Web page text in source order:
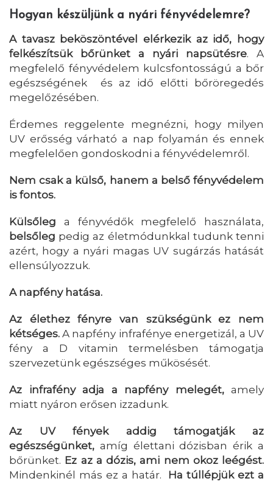
Hogyan készüljünk a nyári fényvédelemre?
A tavasz beköszöntével elérkezik az idő, hogy
felkészítsük bőrünket a nyári napsütésre. A
megfelelő fényvédelem kulcsfontosságú a bőr
egészségének és az idő előtti bőröregedés
megelőzésében.
Érdemes reggelente megnézni, hogy milyen
UV erősség várható a nap folyamán és ennek
megfelelően gondoskodni a fényvédelemről.
Nem csak a külső, hanem a belső fényvédelem
is fontos.
Külsőleg a fényvédők megfelelő használata,
belsőleg pedig az életmódunkkal tudunk tenni
azért, hogy a nyári magas UV sugárzás hatását
ellensúlyozzuk.
A napfény hatása.
Az élethez fényre van szükségünk ez nem
kétséges. A napfény infrafénye energetizál, a UV
fény a D vitamin termelésben támogatja
szervezetünk egészséges műkösését.
Az infrafény adja a napfény melegét, amely
miatt nyáron erősen izzadunk.
Az UV fények addig támogatják az
egészségünket, amíg élettani dózisban érik a
bőrünket. Ez az a dózis, ami nem okoz leégést.
Mindenkinél más ez a határ. Ha túllépjük ezt a